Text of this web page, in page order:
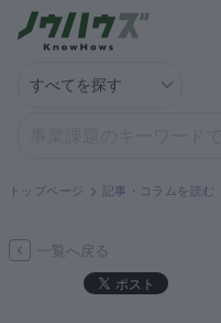
解決策を募集
契約書ひな型
トップページ 記事・コラムを読む
一覧へ戻る